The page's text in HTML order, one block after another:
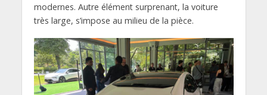
modernes. Autre élément surprenant, la voiture
très large, s’impose au milieu de la pièce.